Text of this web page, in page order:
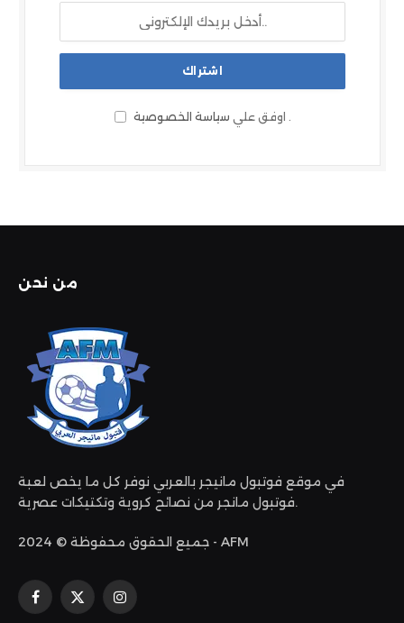
اوفق علي سياسة الخصوصية .
من نحن
في موقع فوتبول مانيجر بالعربي نوفر كل ما يخص لعبة
فوتبول مانجر من نصائح كروية وتكتيكات عصرية.
جميع الحقوق محفوظة © 2024 - AFM
فيسبوك
X
الانستغرام